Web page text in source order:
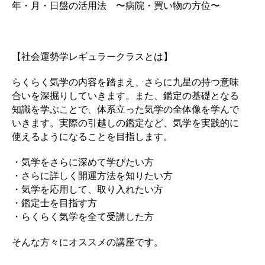
年・月・日盤の活用法 〜病院・買い物の方位〜
【社会運勢学レギュラークラスとは】
らくらく気学の内容を踏まえ、さらに九星の持つ意味
合いを深掘りしていきます。また、鑑定の基礎となる
知識を学ぶことで、体系立った気学の全体像を学んで
いきます。実際の引越しの鑑定など、気学を実践的に
使えるようになることを目指します。
・気学をさらに深めて学びたい方
・さらに詳しく開運方法を知りたい方
・気学を応用して、取り入れたい方
・鑑定士を目指す方
・らくらく気学を全て受講した方
そんな方々にオススメの講座です。